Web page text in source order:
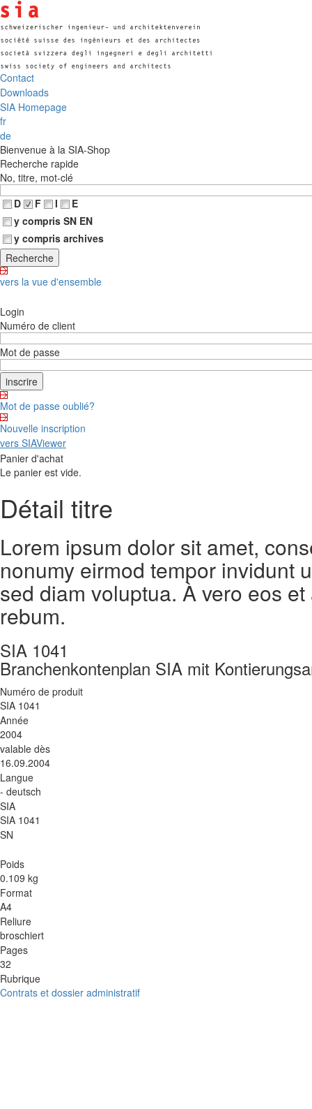
Contact
Downloads
SIA Homepage
fr
de
Bienvenue à la SIA-Shop
Recherche rapide
No, titre, mot-clé
D
F I
E
y compris SN EN
y compris archives
vers la vue d'ensemble
Login
Numéro de client
Mot de passe
Mot de passe oublié?
Nouvelle inscription
vers SIAViewer
Panier d'achat
Le panier est vide.
Détail titre
Lorem ipsum dolor sit amet,
nonumy eirmod tempor invidunt
sed diam voluptua. À vero eos
rebum.
SIA 1041
Branchenkontenplan SIA mit
Numéro de produit
SIA 1041
Année
2004
valable dès
16.09.2004
Langue
- deutsch
SIA
SIA 1041
SN
Poids
0.109 kg
Format
A4
Reliure
broschiert
Pages
32
Rubrique
Contrats et dossier administratif